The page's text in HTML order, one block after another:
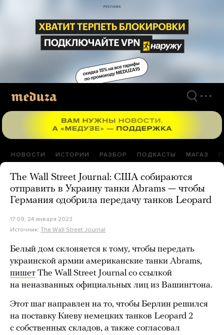
материалам
НОВОСТИ ИСТОРИИ РАЗБОР ПОДКАСТЫ МАГАЗ
The Wall Street Journal: США собираются
отправить в Украину танки Abrams — чтобы
Германия одобрила передачу танков Leopard
17:09, 24 января 2023
Источник: The Wall Street Journal
Белый дом склоняется к тому, чтобы передать
украинской армии американские танки Abrams,
пишет The Wall Street Journal со ссылкой
на неназванных официальных лиц из Вашингтона.
Этот шаг направлен на то, чтобы Берлин решился
на поставку Киеву немецких танков Leopard 2
с собственных складов, а также согласовал